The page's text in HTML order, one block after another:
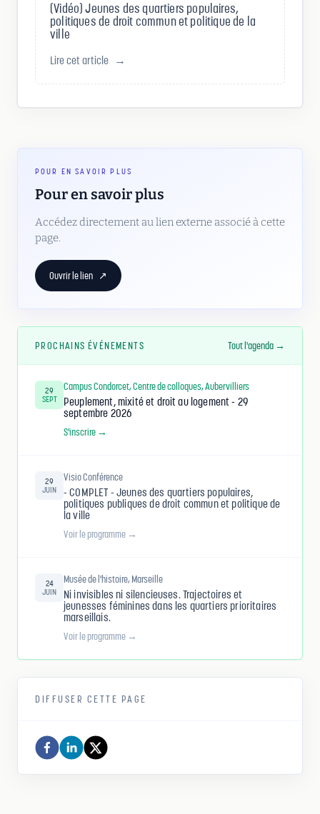
(Vidéo) Jeunes des quartiers populaires,
politiques de droit commun et politique de la
ville
Lire cet article →
POUR EN SAVOIR PLUS
Pour en savoir plus
Accédez directement au lien externe associé à cette
page.
Ouvrir le lien ↗
PROCHAINS ÉVÉNEMENTS Tout l'agenda →
29
SEPT
Campus Condorcet, Centre de colloques, Aubervilliers
Peuplement, mixité et droit au logement - 29
septembre 2026
S'inscrire →
29
JUIN
Visio Conférence
- COMPLET - Jeunes des quartiers populaires,
politiques publiques de droit commun et politique de
la ville
Voir le programme →
24
JUIN
Musée de l'histoire, Marseille
Ni invisibles ni silencieuses. Trajectoires et
jeunesses féminines dans les quartiers prioritaires
marseillais.
Voir le programme →
DIFFUSER CETTE PAGE